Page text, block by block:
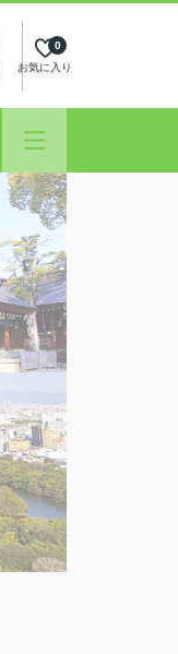
お気に入り
0